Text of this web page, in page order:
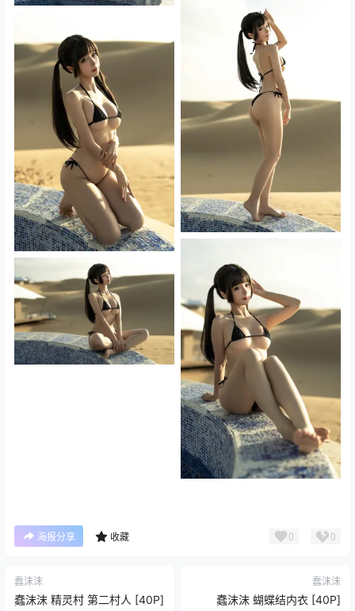
海报分享 收藏 0 0
蠢沫沫
蠢沫沫 精灵村 第二村人 [40P]
蠢沫沫
蠢沫沫 蝴蝶结内衣 [40P]